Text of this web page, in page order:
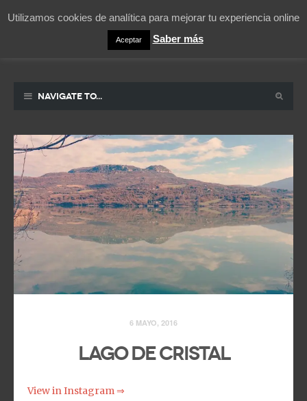
La vida contada en un sueño
Navigate to...
6 MAYO, 2016
Lago de cristal
View in Instagram ⇒
Utilizamos cookies de analítica para mejorar tu experiencia online
Aceptar Saber más